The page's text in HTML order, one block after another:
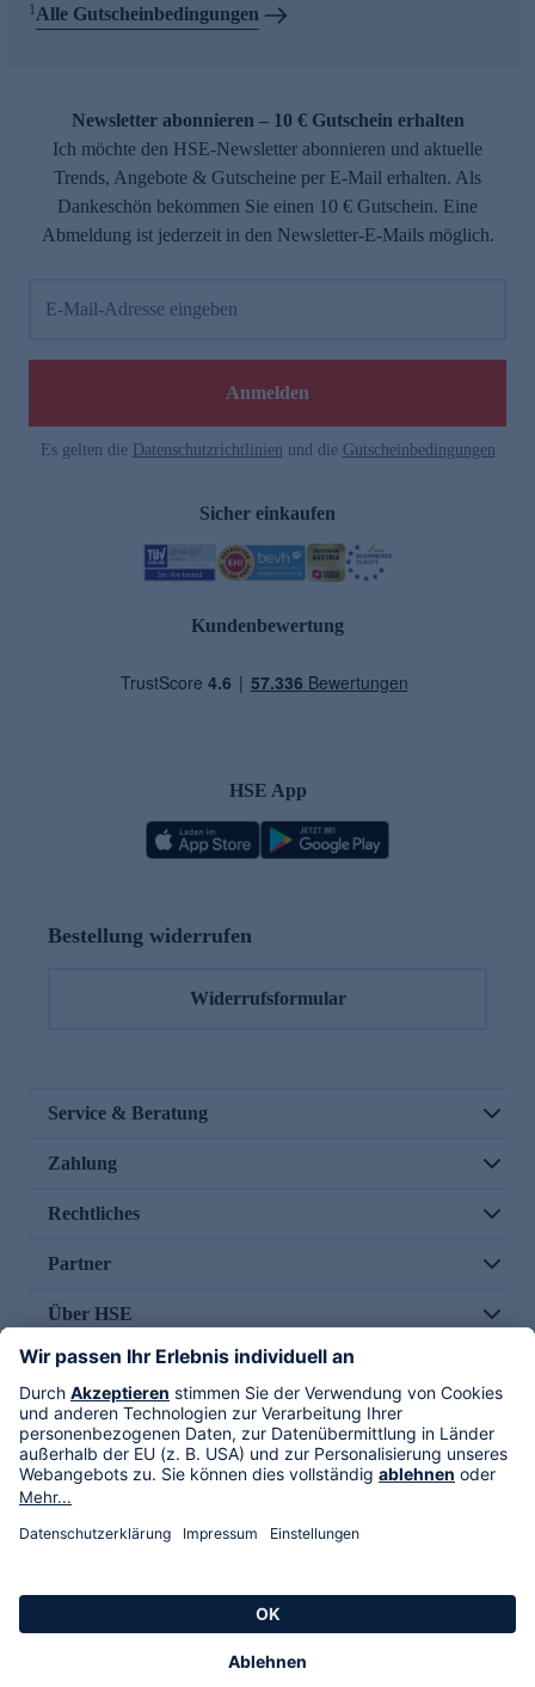
1Alle Gutscheinbedingungen
Newsletter abonnieren – 10 € Gutschein erhalten
Ich möchte den HSE-Newsletter abonnieren und aktuelle
Trends, Angebote & Gutscheine per E-Mail erhalten. Als
Dankeschön bekommen Sie einen 10 € Gutschein. Eine
Abmeldung ist jederzeit in den Newsletter-E-Mails möglich.
E-Mail-Adresse eingeben
Anmelden
Es gelten die Datenschutzrichtlinien und die Gutscheinbedingungen
Sicher einkaufen
Kundenbewertung
HSE App
Bestellung widerrufen
Widerrufsformular
Service & Beratung
Zahlung
Rechtliches
Partner
Über HSE
Im TV
HSE International